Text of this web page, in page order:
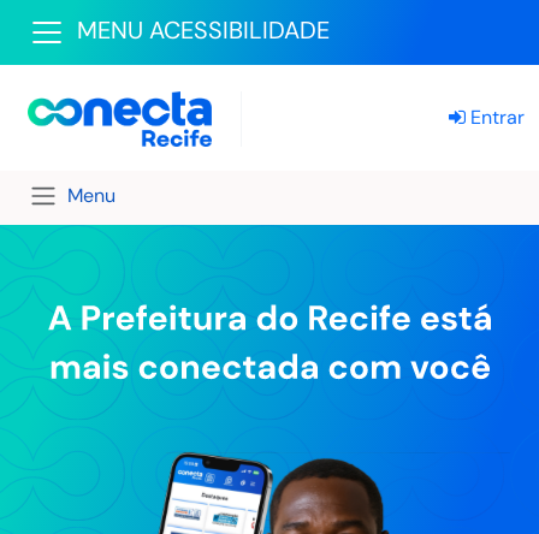
MENU ACESSIBILIDADE
Entrar
Menu